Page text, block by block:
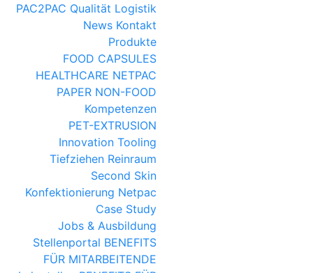
PAC2PAC Qualität Logistik
News Kontakt
Produkte
FOOD CAPSULES
HEALTHCARE NETPAC
PAPER NON-FOOD
Kompetenzen
PET-EXTRUSION
Innovation Tooling
Tiefziehen Reinraum
Second Skin
Konfektionierung Netpac
Case Study
Jobs & Ausbildung
Stellenportal BENEFITS
FÜR MITARBEITENDE